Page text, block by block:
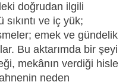
doğrudan ilgili
ve iç yük;
emek ve gündelik
Bu aktarımda bir şeyi
mekânın verdiği hisle
neden